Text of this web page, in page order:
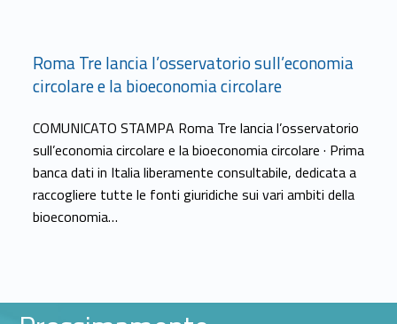
Roma Tre lancia l’osservatorio sull’economia
circolare e la bioeconomia circolare
COMUNICATO STAMPA Roma Tre lancia l’osservatorio
sull’economia circolare e la bioeconomia circolare · Prima
banca dati in Italia liberamente consultabile, dedicata a
raccogliere tutte le fonti giuridiche sui vari ambiti della
bioeconomia…